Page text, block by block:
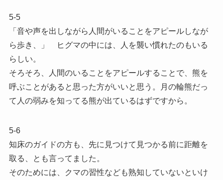
5-5
「音や声を出しながら人間がいることをアピールしなが
ら歩き、」 ヒグマの中には、人を襲い慣れたのもいる
らしい。
そろそろ、人間のいることをアピールすることで、熊を
呼ぶことがあると思った方がいいと思う。月の輪熊だっ
て人の弱みを知ってる熊が出ているはずですから。
5-6
知床のガイドの方も、先に見つけて見つかる前に距離を
取る、とも言ってました。
そのためには、クマの習性なども熟知していないといけ